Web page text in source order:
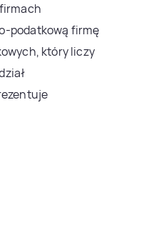
podatkową firmę
który liczy